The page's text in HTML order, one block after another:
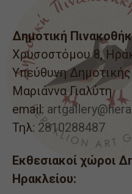
Δημοτική
Χρυσοστόμου 8,
Υπεύθυνη
Μαριάννα Γιαλύτη
email:
Τηλ: 2810288487
Εκθεσιακοί χώροι
Ηρακλείου: